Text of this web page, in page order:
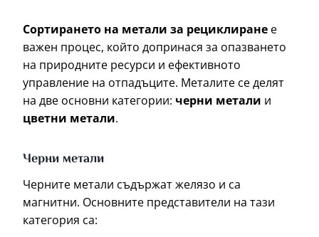
Сортирането на метали за рециклиране е
важен процес, който допринася за опазването
на природните ресурси и ефективното
управление на отпадъците. Металите се делят
на две основни категории: черни метали и
цветни метали.
Черни метали
Черните метали съдържат желязо и са
магнитни. Основните представители на тази
категория са: